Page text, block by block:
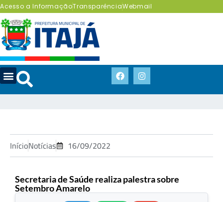
Acesso a InformaçãoTransparênciaWebmail
InícioNotícias 16/09/2022
Secretaria de Saúde realiza palestra sobre
Setembro Amarelo